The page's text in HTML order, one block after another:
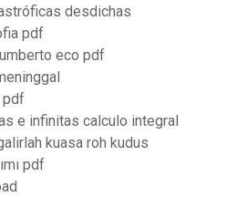
desdichas
pdf
eco pdf
pdf
e infinitas calculo integral
kuasa roh kudus
pdf